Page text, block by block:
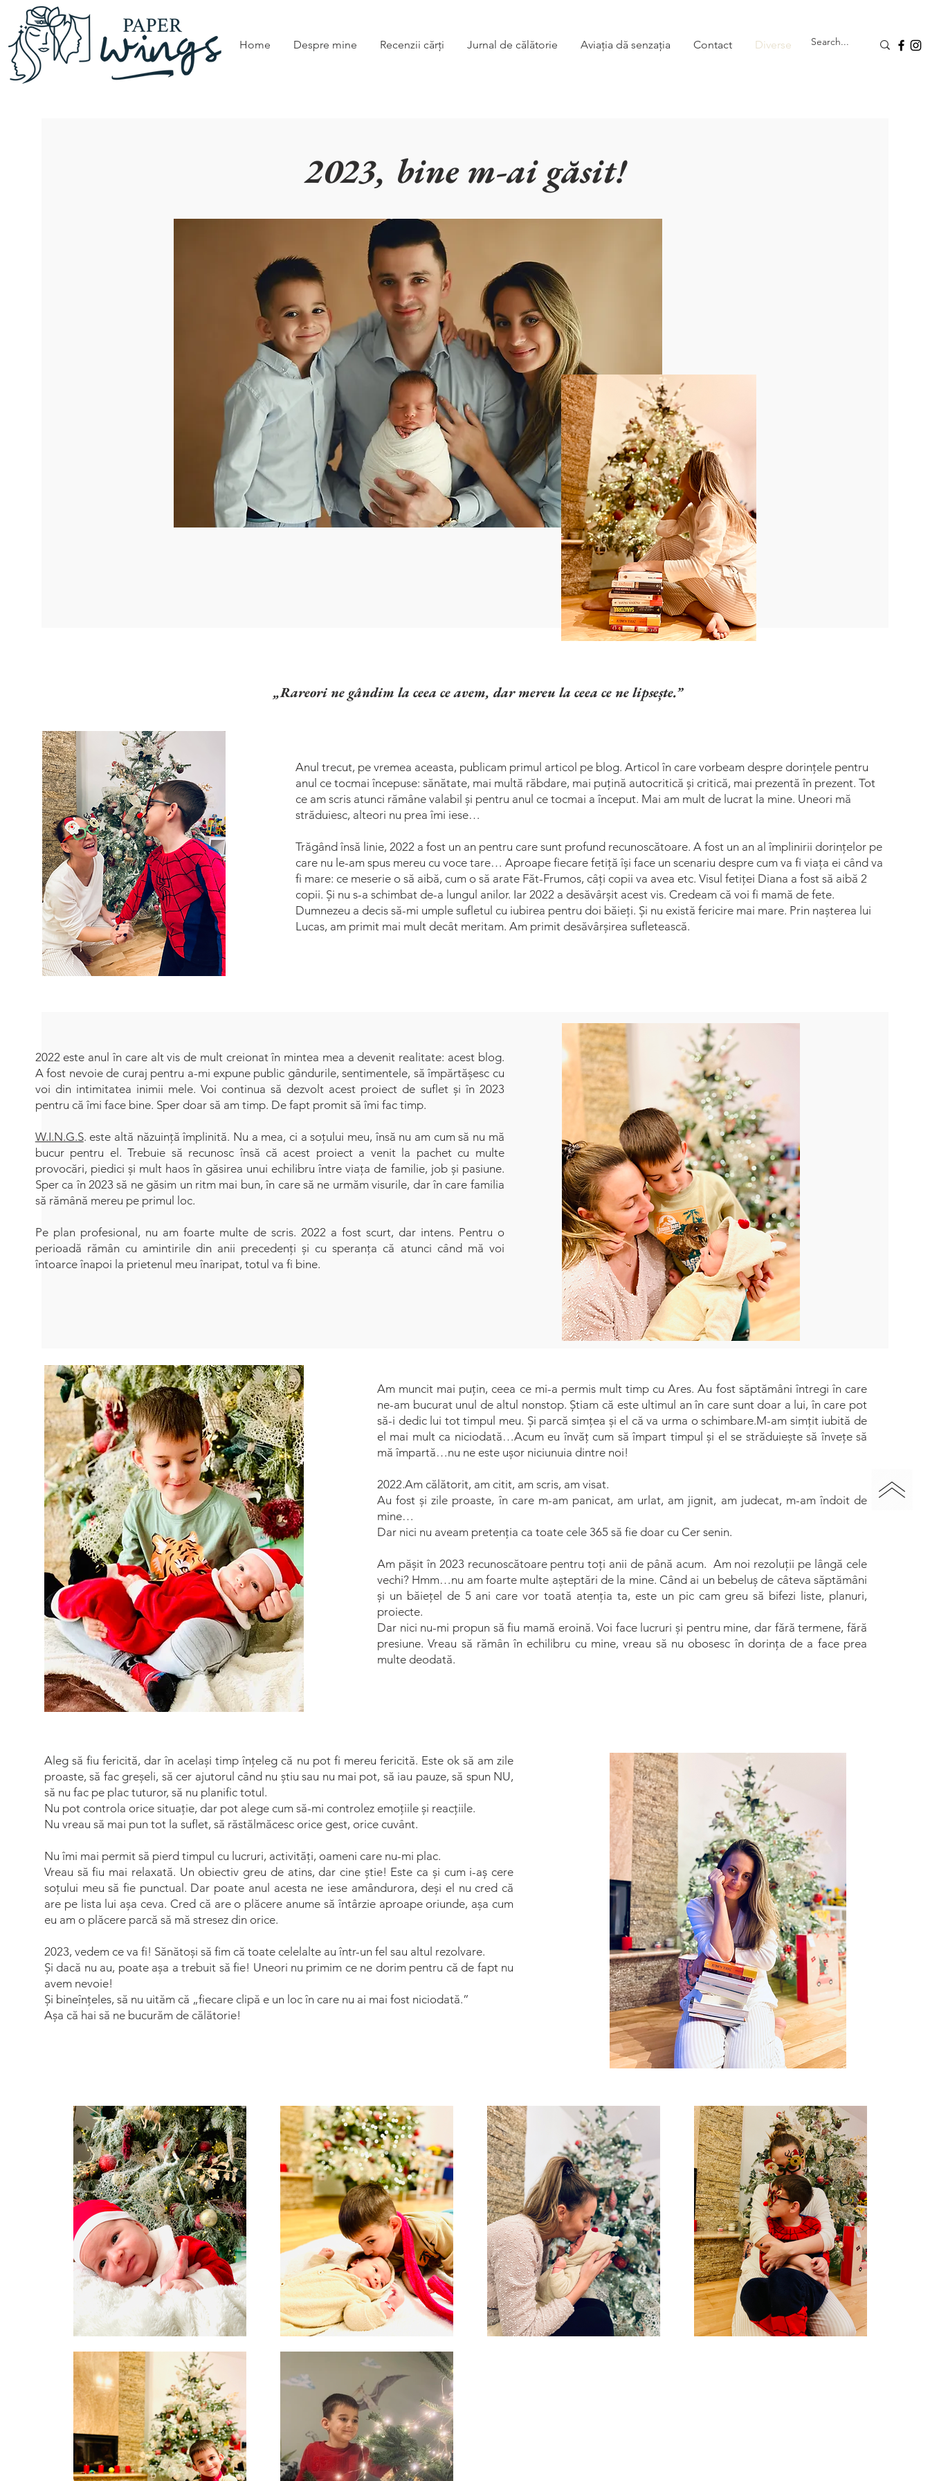
Home Despre mine Recenzii cărți Jurnal de călătorie Aviația dă senzația Contact Diverse
2023, bine m-ai găsit!
„Rareori ne gândim la ceea ce avem, dar mereu la ceea ce ne lipsește.”
Anul trecut, pe vremea aceasta, publicam primul articol pe blog. Articol în care vorbeam despre dorințele pentru
anul ce tocmai începuse: sănătate, mai multă răbdare, mai puțină autocritică și critică, mai prezentă în prezent. Tot
ce am scris atunci rămâne valabil și pentru anul ce tocmai a început. Mai am mult de lucrat la mine. Uneori mă
străduiesc, alteori nu prea îmi iese…
Trăgând însă linie, 2022 a fost un an pentru care sunt profund recunoscătoare. A fost un an al împlinirii dorințelor pe
care nu le-am spus mereu cu voce tare… Aproape fiecare fetiță își face un scenariu despre cum va fi viața ei când va
fi mare: ce meserie o să aibă, cum o să arate Făt-Frumos, câți copii va avea etc. Visul fetiței Diana a fost să aibă 2
copii. Și nu s-a schimbat de-a lungul anilor. Iar 2022 a desăvârșit acest vis. Credeam că voi fi mamă de fete.
Dumnezeu a decis să-mi umple sufletul cu iubirea pentru doi băieți. Și nu există fericire mai mare. Prin nașterea lui
Lucas, am primit mai mult decât meritam. Am primit desăvârșirea sufletească.
2022 este anul în care alt vis de mult creionat în mintea mea a devenit realitate: acest blog.
A fost nevoie de curaj pentru a-mi expune public gândurile, sentimentele, să împărtășesc cu
voi din intimitatea inimii mele. Voi continua să dezvolt acest proiect de suflet și în 2023
pentru că îmi face bine. Sper doar să am timp. De fapt promit să îmi fac timp.
W.I.N.G.S. este altă năzuință împlinită. Nu a mea, ci a soțului meu, însă nu am cum să nu mă
bucur pentru el. Trebuie să recunosc însă că acest proiect a venit la pachet cu multe
provocări, piedici și mult haos în găsirea unui echilibru între viața de familie, job și pasiune.
Sper ca în 2023 să ne găsim un ritm mai bun, în care să ne urmăm visurile, dar în care familia
să rămână mereu pe primul loc.
Pe plan profesional, nu am foarte multe de scris. 2022 a fost scurt, dar intens. Pentru o
perioadă rămân cu amintirile din anii precedenți și cu speranța că atunci când mă voi
întoarce înapoi la prietenul meu înaripat, totul va fi bine.
Am muncit mai puțin, ceea ce mi-a permis mult timp cu Ares. Au fost săptămâni întregi în care
ne-am bucurat unul de altul nonstop. Știam că este ultimul an în care sunt doar a lui, în care pot
să-i dedic lui tot timpul meu. Și parcă simțea și el că va urma o schimbare.M-am simțit iubită de
el mai mult ca niciodată…Acum eu învăț cum să împart timpul și el se străduiește să învețe să
mă împartă…nu ne este ușor niciunuia dintre noi!
2022.Am călătorit, am citit, am scris, am visat.
Au fost și zile proaste, în care m-am panicat, am urlat, am jignit, am judecat, m-am îndoit de
mine…
Dar nici nu aveam pretenția ca toate cele 365 să fie doar cu Cer senin.
Am pășit în 2023 recunoscătoare pentru toți anii de până acum. Am noi rezoluții pe lângă cele
vechi? Hmm…nu am foarte multe așteptări de la mine. Când ai un bebeluș de câteva săptămâni
și un băiețel de 5 ani care vor toată atenția ta, este un pic cam greu să bifezi liste, planuri,
proiecte.
Dar nici nu-mi propun să fiu mamă eroină. Voi face lucruri și pentru mine, dar fără termene, fără
presiune. Vreau să rămân în echilibru cu mine, vreau să nu obosesc în dorința de a face prea
multe deodată.
Aleg să fiu fericită, dar în același timp înțeleg că nu pot fi mereu fericită. Este ok să am zile
proaste, să fac greșeli, să cer ajutorul când nu știu sau nu mai pot, să iau pauze, să spun NU,
să nu fac pe plac tuturor, să nu planific totul.
Nu pot controla orice situație, dar pot alege cum să-mi controlez emoțiile și reacțiile.
Nu vreau să mai pun tot la suflet, să răstălmăcesc orice gest, orice cuvânt.
Nu îmi mai permit să pierd timpul cu lucruri, activități, oameni care nu-mi plac.
Vreau să fiu mai relaxată. Un obiectiv greu de atins, dar cine știe! Este ca și cum i-aș cere
soțului meu să fie punctual. Dar poate anul acesta ne iese amândurora, deși el nu cred că
are pe lista lui așa ceva. Cred că are o plăcere anume să întârzie aproape oriunde, așa cum
eu am o plăcere parcă să mă stresez din orice.
2023, vedem ce va fi! Sănătoși să fim că toate celelalte au într-un fel sau altul rezolvare.
Și dacă nu au, poate așa a trebuit să fie! Uneori nu primim ce ne dorim pentru că de fapt nu
avem nevoie!
Și bineînțeles, să nu uităm că „fiecare clipă e un loc în care nu ai mai fost niciodată.”
Așa că hai să ne bucurăm de călătorie!